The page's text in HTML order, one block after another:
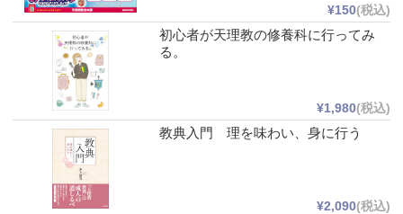
¥150(税込)
初心者が天理教の修養科に行ってみ
る。
¥1,980(税込)
教典入門 理を味わい、身に行う
¥2,090(税込)